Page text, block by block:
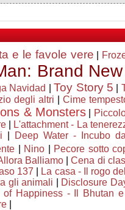
e le favole vere
Brand
Navidad |Toy Story 5
degli altri
Cime
& Monsters
|
L'attachment - La
Deep Water - Incubo
Nino
Pecore sotto
Balliamo|Cena di
137
La casa - Il rogo
gli animali
Disclosure
of Happiness - Il Bhutan